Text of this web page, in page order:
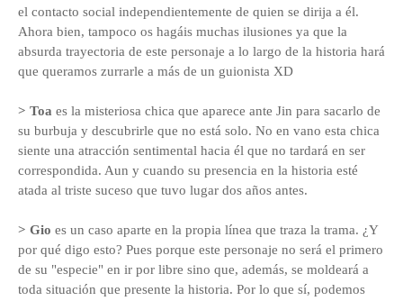
el contacto social independientemente de quien se dirija a él.
Ahora bien, tampoco os hagáis muchas ilusiones ya que la
absurda trayectoria de este personaje a lo largo de la historia hará
que queramos zurrarle a más de un guionista XD
> Toa es la misteriosa chica que aparece ante Jin para sacarlo de
su burbuja y descubrirle que no está solo. No en vano esta chica
siente una atracción sentimental hacia él que no tardará en ser
correspondida. Aun y cuando su presencia en la historia esté
atada al triste suceso que tuvo lugar dos años antes.
> Gio es un caso aparte en la propia línea que traza la trama. ¿Y
por qué digo esto? Pues porque este personaje no será el primero
de su "especie" en ir por libre sino que, además, se moldeará a
toda situación que presente la historia. Por lo que sí, podemos